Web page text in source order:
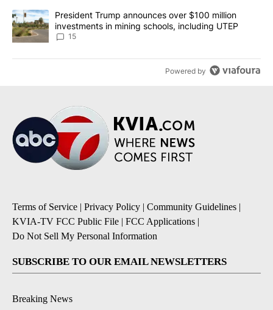
A trending article titled "President Trump announces over $100
President Trump announces over $100 million
investments in mining schools, including UTEP
15
Powered by
Terms of Service | Privacy Policy | Community Guidelines |
KVIA-TV FCC Public File | FCC Applications |
Do Not Sell My Personal Information
SUBSCRIBE TO OUR EMAIL NEWSLETTERS
Breaking News